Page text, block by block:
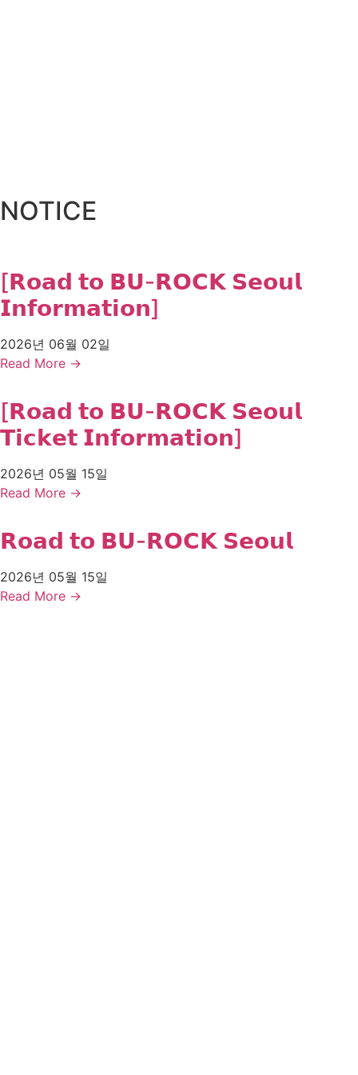
NOTICE
[𝗥𝗼𝗮𝗱 𝘁𝗼 𝗕𝗨-𝗥𝗢𝗖𝗞 𝗦𝗲𝗼𝘂𝗹
𝗜𝗻𝗳𝗼𝗿𝗺𝗮𝘁𝗶𝗼𝗻]
2026년 06월 02일
Read More →
[𝗥𝗼𝗮𝗱 𝘁𝗼 𝗕𝗨-𝗥𝗢𝗖𝗞 𝗦𝗲𝗼𝘂𝗹
𝗧𝗶𝗰𝗸𝗲𝘁 𝗜𝗻𝗳𝗼𝗿𝗺𝗮𝘁𝗶𝗼𝗻]
2026년 05월 15일
Read More →
𝗥𝗼𝗮𝗱 𝘁𝗼 𝗕𝗨-𝗥𝗢𝗖𝗞 𝗦𝗲𝗼𝘂𝗹
2026년 05월 15일
Read More →